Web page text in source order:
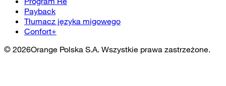
Payback
Tłumacz języka migowego
Confort+
© 2026Orange Polska S.A. Wszystkie prawa zastrzeżone.